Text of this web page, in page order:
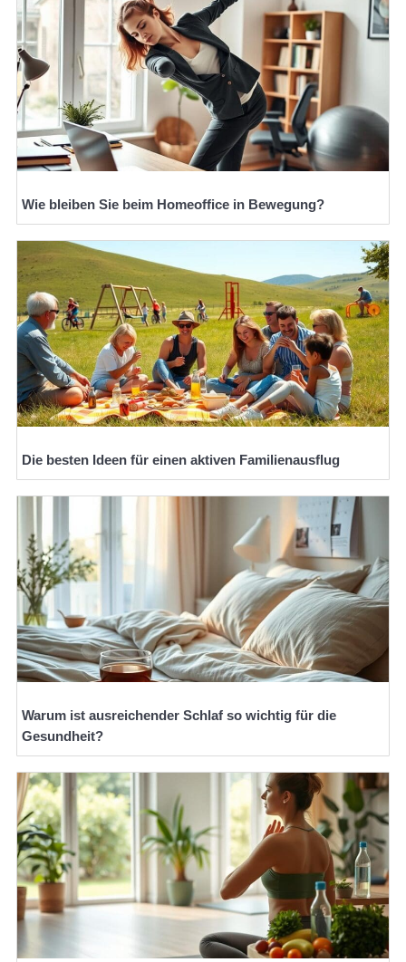
Wie bleiben Sie beim Homeoffice in Bewegung?
Die besten Ideen für einen aktiven Familienausflug
Warum ist ausreichender Schlaf so wichtig für die
Gesundheit?